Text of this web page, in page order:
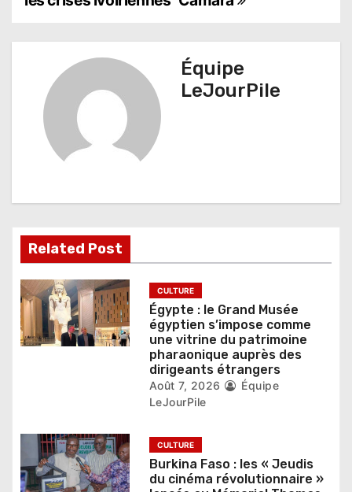
g
a
l
’
a
r
c
l
Équipe
LeJourPile
Related Post
CULTURE
Égypte : le Grand Musée
égyptien s’impose comme
une vitrine du patrimoine
pharaonique auprès des
dirigeants étrangers
Août 7, 2026
Équipe
LeJourPile
CULTURE
Burkina Faso : les « Jeudis
du cinéma révolutionnaire »